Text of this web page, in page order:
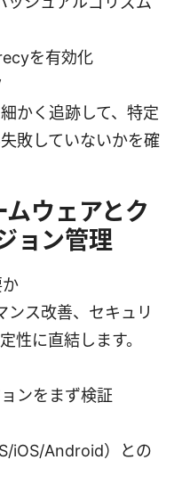
を有効化
かく追跡して、特定
敗していないかを確
ウェアとク
ョン管理
ス改善、セキュリ
性に直結します。
ンをまず検証
iOS/Android）との